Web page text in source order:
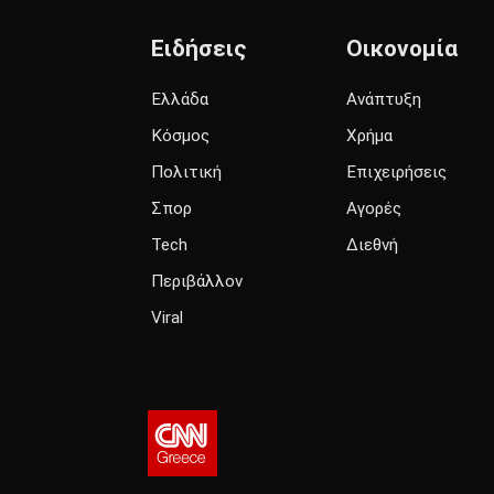
Ειδήσεις
Ελλάδα
Κόσμος
Πολιτική
Σπορ
Tech
Περιβάλλον
Viral
Οικονομία
Ανάπτυξη
Χρήμα
Επιχειρήσεις
Αγορές
Διεθνή